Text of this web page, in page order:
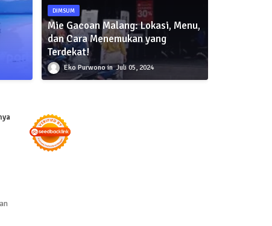
DIMSUM
Mie Gacoan Malang: Lokasi, Menu,
dan Cara Menemukan yang
Terdekat!
Eko Purwono Juli 05, 2024